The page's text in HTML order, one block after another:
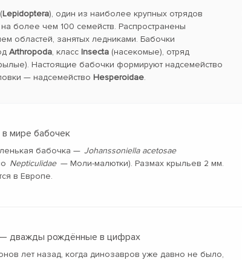
Lepidoptera), один из наиболее крупных отрядов
более чем 100 семейств. Распространены
областей, занятых ледниками. Бабочки
Arthropoda, класс Insecta (насекомые), отряд
Настоящие бабочки формируют надсемейство
— надсемейство Hesperoidae.
мире бабочек
бабочка — Johanssoniella acetosae
Nepticulidae — Моли-малютки). Размах крыльев 2 мм.
в Европе.
дважды рождённые в цифрах
лет назад, когда динозавров уже давно не было,